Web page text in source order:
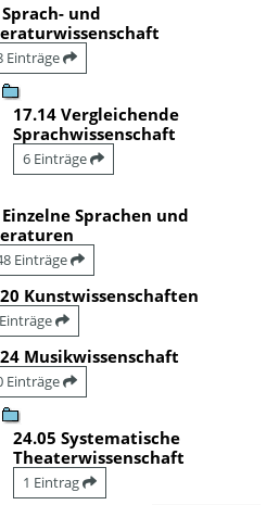
Sprach- und
Einträge
17.14 Vergleichende
Sprachwissenschaft
6 Einträge
Einzelne Sprachen und
Einträge
20 Kunstwissenschaften
24 Musikwissenschaft
Einträge
24.05 Systematische
Theaterwissenschaft
1 Eintrag